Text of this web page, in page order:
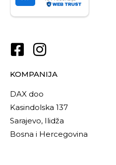
KOMPANIJA
DAX doo
Kasindolska 137
Sarajevo, Ilidža
Bosna i Hercegovina